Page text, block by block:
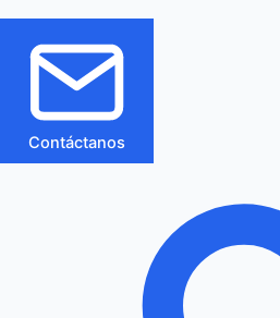
Contáctanos